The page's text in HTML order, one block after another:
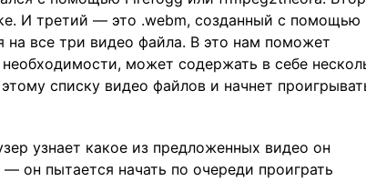
И третий — это .webm, созданный с помощью
на все три видео файла. В это нам поможет
может содержать в себе
списку видео файлов и начнет
узнает какое из предложенных видео он
он пытается начать по очереди проиграть